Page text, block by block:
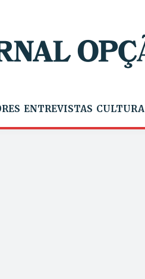
ENTREVISTAS CULTURA